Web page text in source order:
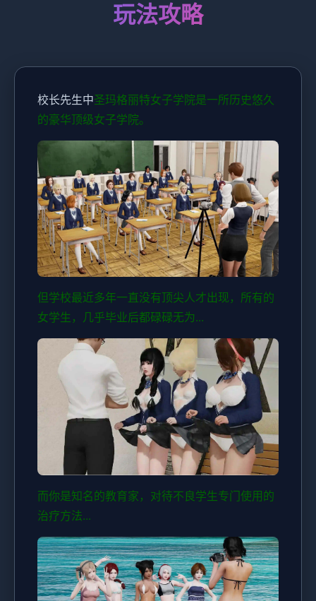
玩法攻略
校长先生中圣玛格丽特女子学院是一所历史悠久
的豪华顶级女子学院。
但学校最近多年一直没有顶尖人才出现，所有的
女学生，几乎毕业后都碌碌无为...
而你是知名的教育家，对待不良学生专门使用的
治疗方法...